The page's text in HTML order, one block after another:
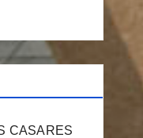
CASARES